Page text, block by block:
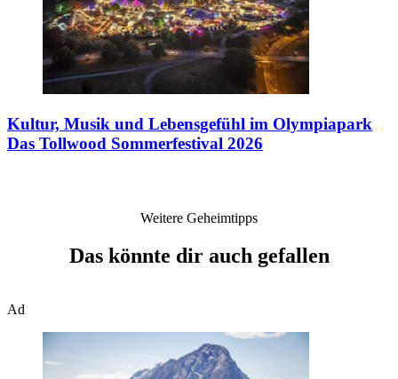
Kultur, Musik und Lebensgefühl im Olympiapark
Das Tollwood Sommerfestival 2026
Weitere Geheimtipps
Das könnte dir auch gefallen
Ad